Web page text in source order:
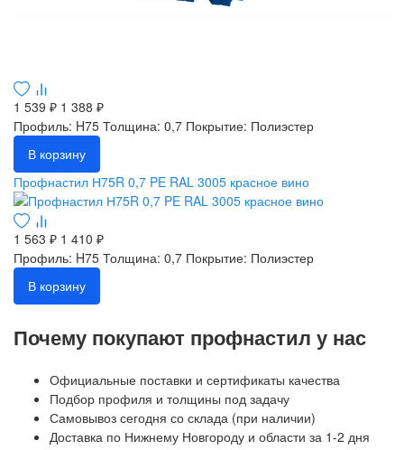
1 539 ₽ 1 388 ₽
Профиль: H75 Толщина: 0,7 Покрытие: Полиэстер
В корзину
Профнастил Н75R 0,7 PE RAL 3005 красное вино
1 563 ₽ 1 410 ₽
Профиль: H75 Толщина: 0,7 Покрытие: Полиэстер
В корзину
Почему покупают профнастил у нас
Официальные поставки и сертификаты качества
Подбор профиля и толщины под задачу
Самовывоз сегодня со склада (при наличии)
Доставка по Нижнему Новгороду и области за 1-2 дня